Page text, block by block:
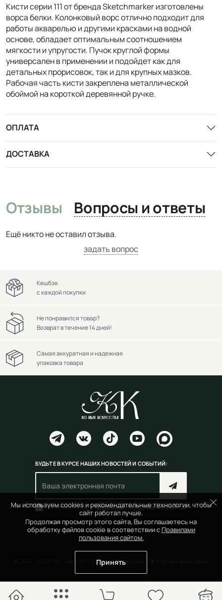
Кисти серии 111 от бренда Sketchmarker изготовлены
ворса белки. Колонковый ворс отлично подходит для
работы акварелью и другими красками на водной
основе, обладает оптимальным соотношением
мягкости и упругости. Пучок круглой формы
универсален в применении и подойдет как для
детальных прорисовок, так и для крупных мазков.
Рабочая часть кисти закреплена металлической
обоймой на короткой деревянной ручке.
ОПЛАТА
ДОСТАВКА
Отзывы Вопросы и ответы
Ещё никто не оставил отзыва.
задать вопрос
Мы используем cookies и рекомендательные технологии, чтобы
сайт работал лучше.
Продолжая просмотр этого сайта, Вы соглашаетесь на
обработку файлов cookie в соответствии с Правилами
пользования сайтом.
Принять
Кешбэк
с каждой покупки
Не понравился товар?
Возврат в течение 14 дней!
Самая аккуратная и надежная
упаковка товара
БУДЬТЕ В КУРСЕ НАШИХ НОВОСТЕЙ И СОБЫТИЙ:
Согласен(на) справилами пользования сайтом
© 2014 - 2026 Арт-маркет «Красный Карандаш». Все права защищены